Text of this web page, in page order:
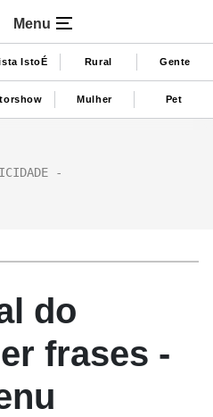
Menu
IstoÉ Rural Gente
Mulher Pet
do
frases -